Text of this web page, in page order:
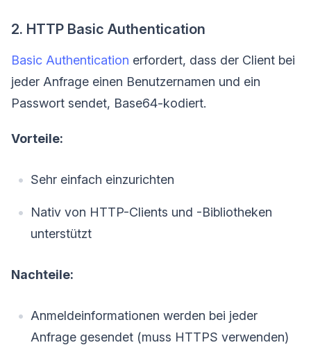
2. HTTP Basic Authentication
Basic Authentication erfordert, dass der Client bei
jeder Anfrage einen Benutzernamen und ein
Passwort sendet, Base64-kodiert.
Vorteile:
Sehr einfach einzurichten
Nativ von HTTP-Clients und -Bibliotheken
unterstützt
Nachteile:
Anmeldeinformationen werden bei jeder
Anfrage gesendet (muss HTTPS verwenden)